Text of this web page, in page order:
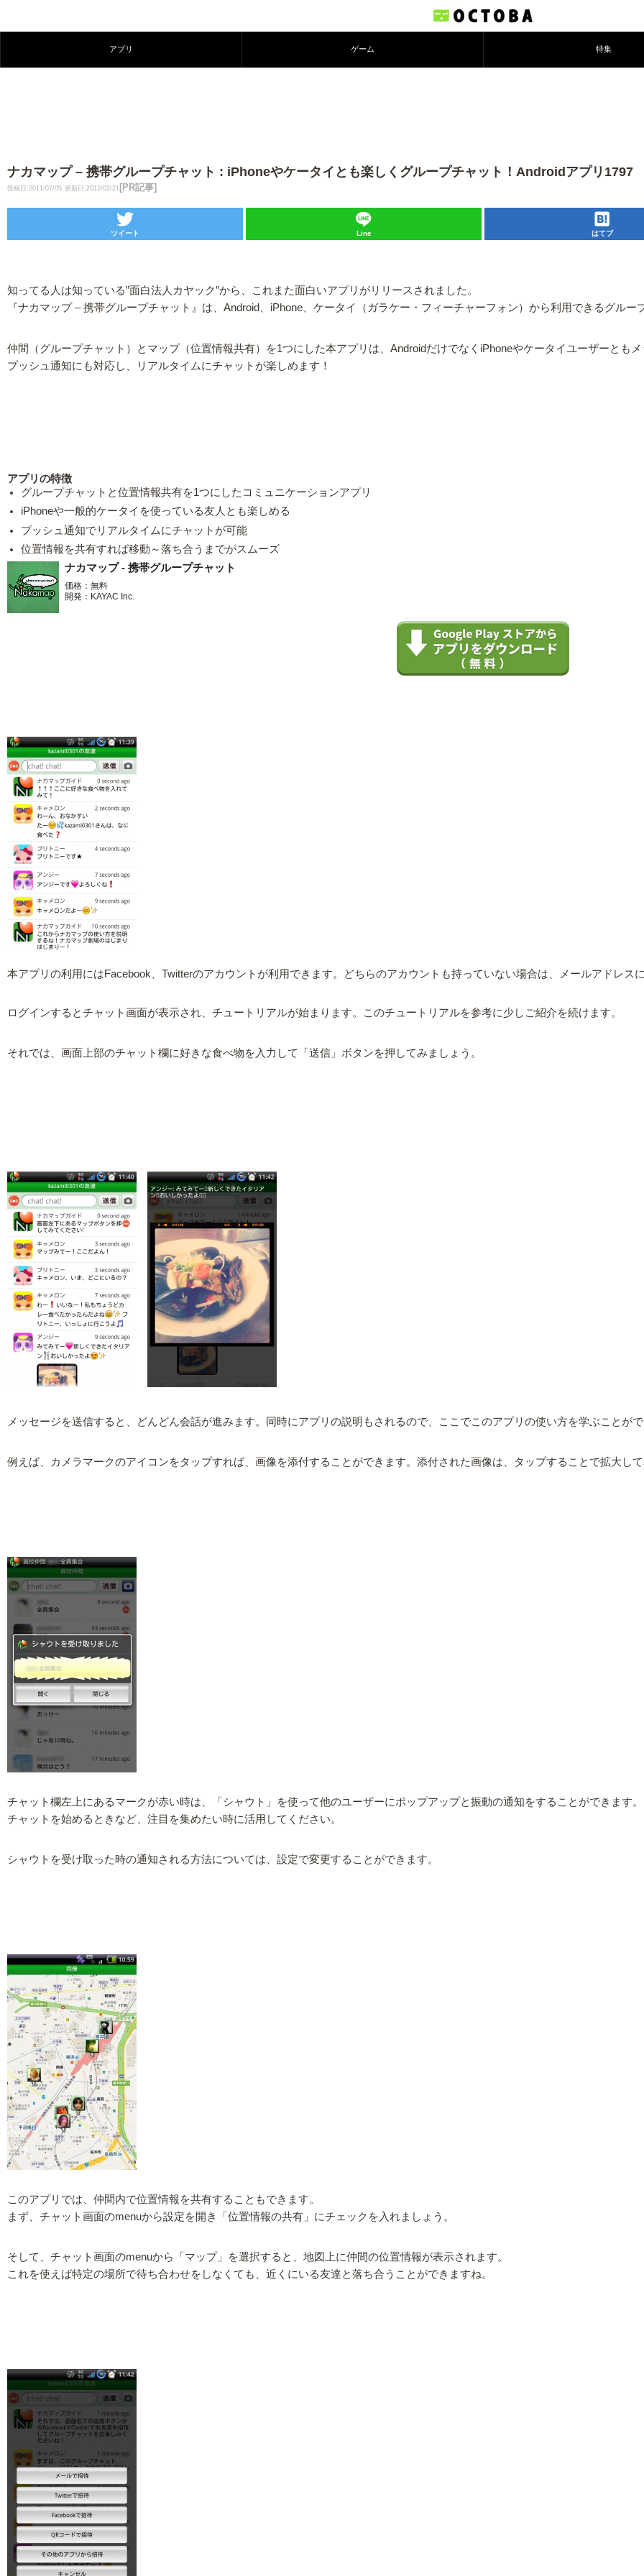
アプリ ゲーム 特集
ナカマップ – 携帯グループチャット : iPhoneやケータイとも楽しくグループチャット！Androidアプリ1797
投稿日:2011/07/05 更新日:2012/02/21 [PR記事]
ツイート Line はてブ
知ってる人は知っている”面白法人カヤック”から、これまた面白いアプリがリリースされました。
『ナカマップ – 携帯グループチャット』は、Android、iPhone、ケータイ（ガラケー・フィーチャーフォン）から利用できるグルー
仲間（グループチャット）とマップ（位置情報共有）を1つにした本アプリは、AndroidだけでなくiPhoneやケータイユーザーともメ
プッシュ通知にも対応し、リアルタイムにチャットが楽しめます！
アプリの特徴
グループチャットと位置情報共有を1つにしたコミュニケーションアプリ
iPhoneや一般的ケータイを使っている友人とも楽しめる
プッシュ通知でリアルタイムにチャットが可能
位置情報を共有すれば移動～落ち合うまでがスムーズ
ナカマップ - 携帯グループチャット
価格：無料
開発：KAYAC Inc.
本アプリの利用にはFacebook、Twitterのアカウントが利用できます。どちらのアカウントも持っていない場合は、メールアドレス
ログインするとチャット画面が表示され、チュートリアルが始まります。このチュートリアルを参考に少しご紹介を続けます。
それでは、画面上部のチャット欄に好きな食べ物を入力して「送信」ボタンを押してみましょう。
メッセージを送信すると、どんどん会話が進みます。同時にアプリの説明もされるので、ここでこのアプリの使い方を学ぶことがで
例えば、カメラマークのアイコンをタップすれば、画像を添付することができます。添付された画像は、タップすることで拡大して
チャット欄左上にあるマークが赤い時は、「シャウト」を使って他のユーザーにポップアップと振動の通知をすることができます。
チャットを始めるときなど、注目を集めたい時に活用してください。
シャウトを受け取った時の通知される方法については、設定で変更することができます。
このアプリでは、仲間内で位置情報を共有することもできます。
まず、チャット画面のmenuから設定を開き「位置情報の共有」にチェックを入れましょう。
そして、チャット画面のmenuから「マップ」を選択すると、地図上に仲間の位置情報が表示されます。
これを使えば特定の場所で待ち合わせをしなくても、近くにいる友達と落ち合うことができますね。